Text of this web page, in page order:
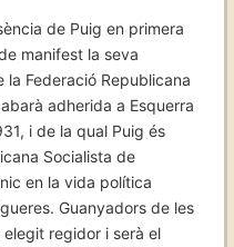
de Puig en primera
manifest la seva
Federació Republicana
adherida a Esquerra
i de la qual Puig és
Socialista de
en la vida política
Guanyadors de les
regidor i serà el